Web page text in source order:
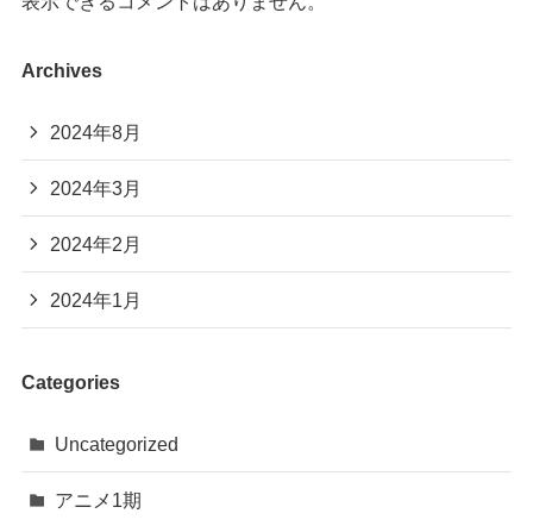
Archives
2024年8月
2024年3月
2024年2月
2024年1月
Categories
Uncategorized
アニメ1期